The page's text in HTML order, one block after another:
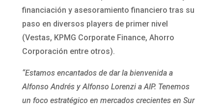
financiación y asesoramiento financiero tras su
paso en diversos players de primer nivel
(Vestas, KPMG Corporate Finance, Ahorro
Corporación entre otros).
“Estamos encantados de dar la bienvenida a
Alfonso Andrés y Alfonso Lorenzi a AIP. Tenemos
un foco estratégico en mercados crecientes en Sur